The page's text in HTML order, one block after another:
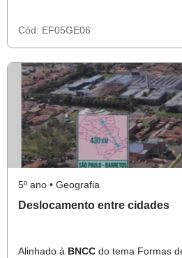
Cód: EF05GE06
5º ano • Geografia
Deslocamento entre cidades
Alinhado à BNCC do tema Formas